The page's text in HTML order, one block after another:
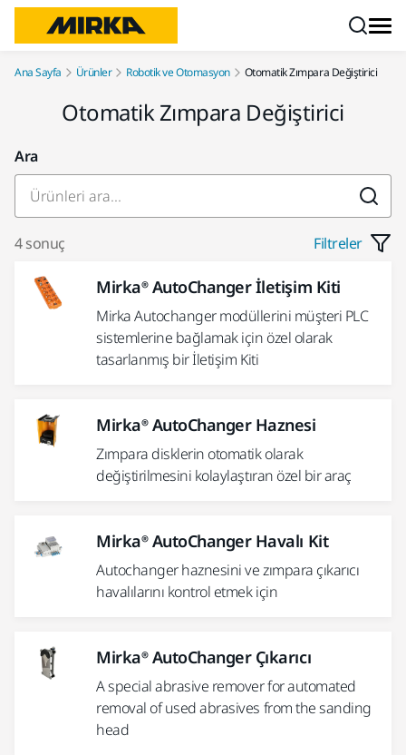
Ana Sayfa Ürünler Robotik ve Otomasyon Otomatik Zımpara Değiştirici
Otomatik Zımpara Değiştirici
Ara
4 sonuç Filtreler
Mirka® AutoChanger İletişim Kiti
Mirka Autochanger modüllerini müşteri PLC
sistemlerine bağlamak için özel olarak
tasarlanmış bir İletişim Kiti
Mirka® AutoChanger Haznesi
Zımpara disklerin otomatik olarak
değiştirilmesini kolaylaştıran özel bir araç
Mirka® AutoChanger Havalı Kit
Autochanger haznesini ve zımpara çıkarıcı
havalılarını kontrol etmek için
Mirka® AutoChanger Çıkarıcı
A special abrasive remover for automated
removal of used abrasives from the sanding
head